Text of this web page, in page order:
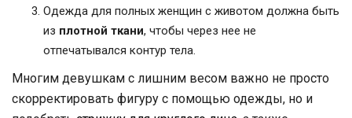
Одежда для полных женщин с животом должна быть
из плотной ткани, чтобы через нее не
отпечатывался контур тела.
Многим девушкам с лишним весом важно не просто
скорректировать фигуру с помощью одежды, но и